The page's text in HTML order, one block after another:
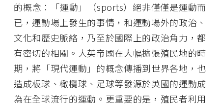
的概念：「運動」（sports）絕非僅僅是運動而
已，運動場上發生的事情，和運動場外的政治、
文化和歷史脈絡，乃至於國際上的政治角力，都
有密切的相關。大英帝國在大幅擴張殖民地的時
期，將「現代運動」的概念傳播到世界各地，也
造成板球、橄欖球、足球等發源於英國的運動成
為在全球流行的運動。更重要的是，殖民者利用